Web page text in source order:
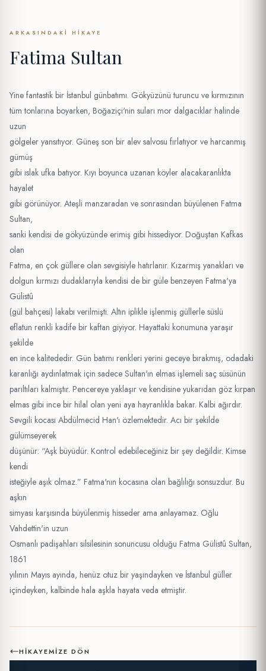
ARKASINDAKI HIKAYE
Fatima Sultan
Yine fantastik bir İstanbul günbatımı. Gökyüzünü turuncu ve kırmızının
tüm tonlarına boyarken, Boğaziçi'nin suları mor dalgacıklar halinde
uzun
gölgeler yansıtıyor. Güneş son bir alev salvosu fırlatıyor ve harcanmış
gümüş
gibi ıslak ufka batıyor. Kıyı boyunca uzanan köyler alacakaranlıkta
hayalet
gibi görünüyor. Ateşli manzaradan ve sonrasından büyülenen Fatma
Sultan,
sanki kendisi de gökyüzünde erimiş gibi hissediyor. Doğuştan Kafkas
olan
Fatma, en çok güllere olan sevgisiyle hatırlanır. Kızarmış yanakları ve
dolgun kırmızı dudaklarıyla kendisi de bir güle benzeyen Fatma'ya
Gülistû
(gül bahçesi) lakabı verilmişti. Altın iplikle işlenmiş güllerle süslü
eflatun renkli kadife bir kaftan giyiyor. Hayattaki konumuna yaraşır
şekilde
en ince kalitededir. Gün batımı renkleri yerini geceye bırakmış, odadaki
karanlığı aydınlatmak için sadece Sultan'ın elmas işlemeli saç süsünün
parıltıları kalmıştır. Pencereye yaklaşır ve kendisine yukarıdan göz kırpan
elmas gibi ince bir hilal olan yeni aya hayranlıkla bakar. Kalbi ağırdır.
Sevgili kocası Abdülmecid Han'ı özlemektedir. Acı bir şekilde
gülümseyerek
düşünür: “Aşk büyüdür. Kontrol edebileceğiniz bir şey değildir. Kimse
kendi
isteğiyle aşık olmaz.” Fatma'nın kocasına olan bağlılığı sonsuzdur. Bu
aşkın
simyası karşısında büyülenmiş hisseder ama anlayamaz. Oğlu
Vahdettin'in uzun
Osmanlı padişahları silsilesinin sonuncusu olduğu Fatma Gülistû Sultan,
1861
yılının Mayıs ayında, henüz otuz bir yaşındayken ve İstanbul güller
içindeyken, kalbinde hala aşkla hayata veda etmiştir.
HIKAYEMIZE DÖN